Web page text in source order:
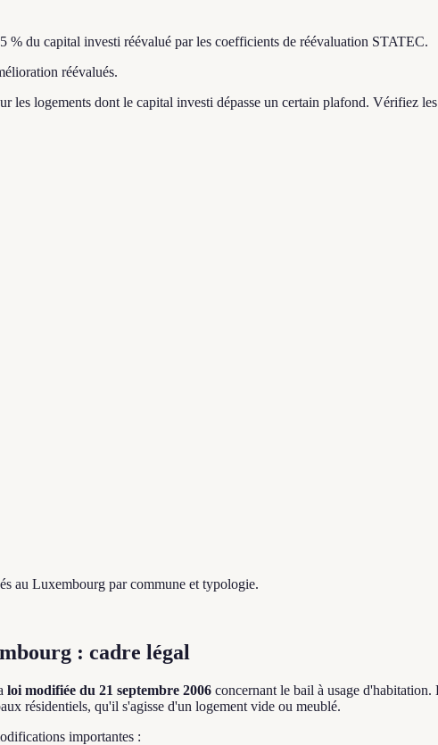
% du capital investi réévalué par les coefficients de réévaluation STATEC.
réévalués.
les logements dont le capital investi dépasse un certain plafond. Vérifiez
au Luxembourg par commune et typologie.
: cadre légal
loi modifiée du 21 septembre 2006 concernant le bail à usage
résidentiels, qu'il s'agisse d'un logement vide ou meublé.
importantes :